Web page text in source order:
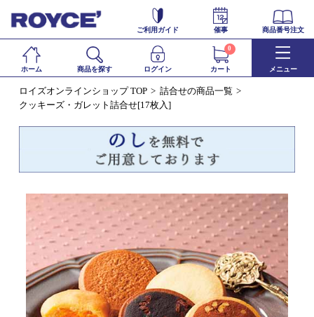
ご利用ガイド 催事 商品番号注文
ホーム 商品を探す ログイン カート
0
メニュー
ロイズオンラインショップ TOP
詰合せの商品一覧
クッキーズ・ガレット詰合せ[17枚入]